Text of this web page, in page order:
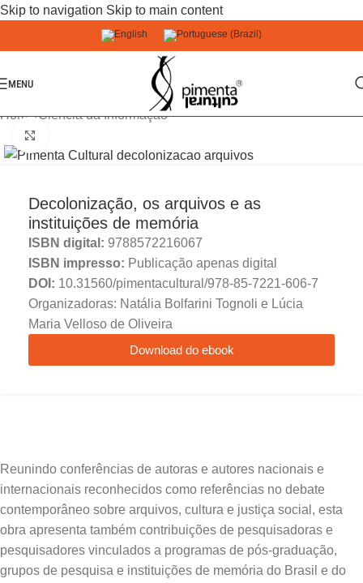
Skip to navigation Skip to main content
MENU
Home/Ciência da Informação
Decolonização, os arquivos e as
instituições de memória
ISBN digital: 9788572216067
ISBN impresso: Publicação apenas digital
DOI: 10.31560/pimentacultural/978-85-7221-606-7
Organizadoras: Natália Bolfarini Tognoli e Lúcia
Maria Velloso de Oliveira
Download do ebook
Reunindo conferências de autoras e autores nacionais e
internacionais reconhecidos como referências no debate
contemporâneo sobre arquivos, cultura e justiça social, esta
obra apresenta também contribuições de pesquisadoras e
pesquisadores vinculados a programas de pós-graduação,
grupos de pesquisa e instituições de memória do Brasil e do